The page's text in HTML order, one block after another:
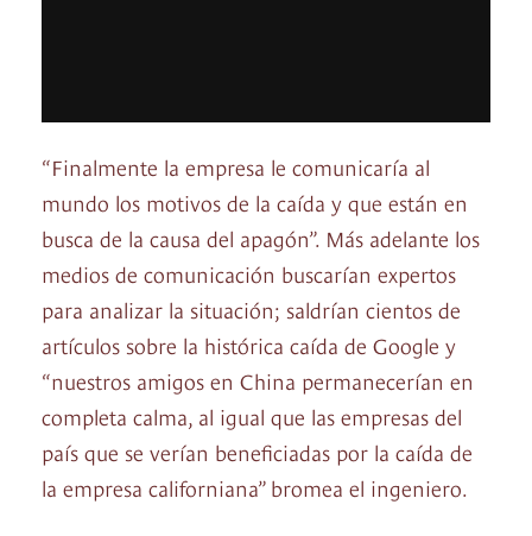
“Finalmente la empresa le comunicaría al
mundo los motivos de la caída y que están en
busca de la causa del apagón”. Más adelante los
medios de comunicación buscarían expertos
para analizar la situación; saldrían cientos de
artículos sobre la histórica caída de Google y
“nuestros amigos en China permanecerían en
completa calma, al igual que las empresas del
país que se verían beneficiadas por la caída de
la empresa californiana” bromea el ingeniero.